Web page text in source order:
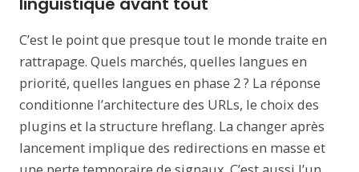
C’est le point que presque tout le monde traite en
rattrapage. Quels marchés, quelles langues en
priorité, quelles langues en phase 2 ? La réponse
conditionne l’architecture des URLs, le choix des
plugins et la structure hreflang. La changer après
lancement implique des redirections en masse et